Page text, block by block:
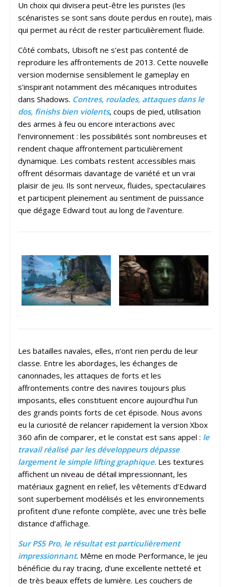
Un choix qui divisera peut-être les puristes (les
scénaristes se sont sans doute perdus en route), mais
qui permet au récit de rester particulièrement fluide.
Côté combats, Ubisoft ne s’est pas contenté de
reproduire les affrontements de 2013. Cette nouvelle
version modernise sensiblement le gameplay en
s’inspirant notamment des mécaniques introduites
dans Shadows. Contres, roulades, attaques dans le
dos, finishs bien violents, coups de pied, utilisation
des armes à feu ou encore interactions avec
l’environnement : les possibilités sont nombreuses et
rendent chaque affrontement particulièrement
dynamique. Les combats restent accessibles mais
offrent désormais davantage de variété et un vrai
plaisir de jeu. Ils sont nerveux, fluides, spectaculaires
et participent pleinement au sentiment de puissance
que dégage Edward tout au long de l’aventure.
Les batailles navales, elles, n’ont rien perdu de leur
classe. Entre les abordages, les échanges de
canonnades, les attaques de forts et les
affrontements contre des navires toujours plus
imposants, elles constituent encore aujourd’hui l’un
des grands points forts de cet épisode. Nous avons
eu la curiosité de relancer rapidement la version Xbox
360 afin de comparer, et le constat est sans appel : le
travail réalisé par les développeurs dépasse
largement le simple lifting graphique. Les textures
affichent un niveau de détail impressionnant, les
matériaux gagnent en relief, les vêtements d’Edward
sont superbement modélisés et les environnements
profitent d’une refonte complète, avec une très belle
distance d’affichage.
Sur PS5 Pro, le résultat est particulièrement
impressionnant. Même en mode Performance, le jeu
bénéficie du ray tracing, d’une excellente netteté et
de très beaux effets de lumière. Les couchers de